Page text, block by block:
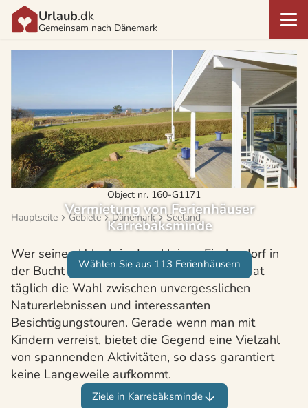
Urlaub.dk
Gemeinsam nach Dänemark
Object nr. 160-G1171
Vermietung von Ferienhäuser
Karrebäksminde
Wählen Sie aus 113 Ferienhäusern
Hauptseite Gebiete Dänemark Seeland
Wer seinen Urlaub in dem kleinen Fischerdorf in
der Bucht von Karrebæksminde verbringt, hat
täglich die Wahl zwischen unvergesslichen
Naturerlebnissen und interessanten
Besichtigungstouren. Gerade wenn man mit
Kindern verreist, bietet die Gegend eine Vielzahl
von spannenden Aktivitäten, so dass garantiert
keine Langeweile aufkommt.
Ziele in Karrebäksminde